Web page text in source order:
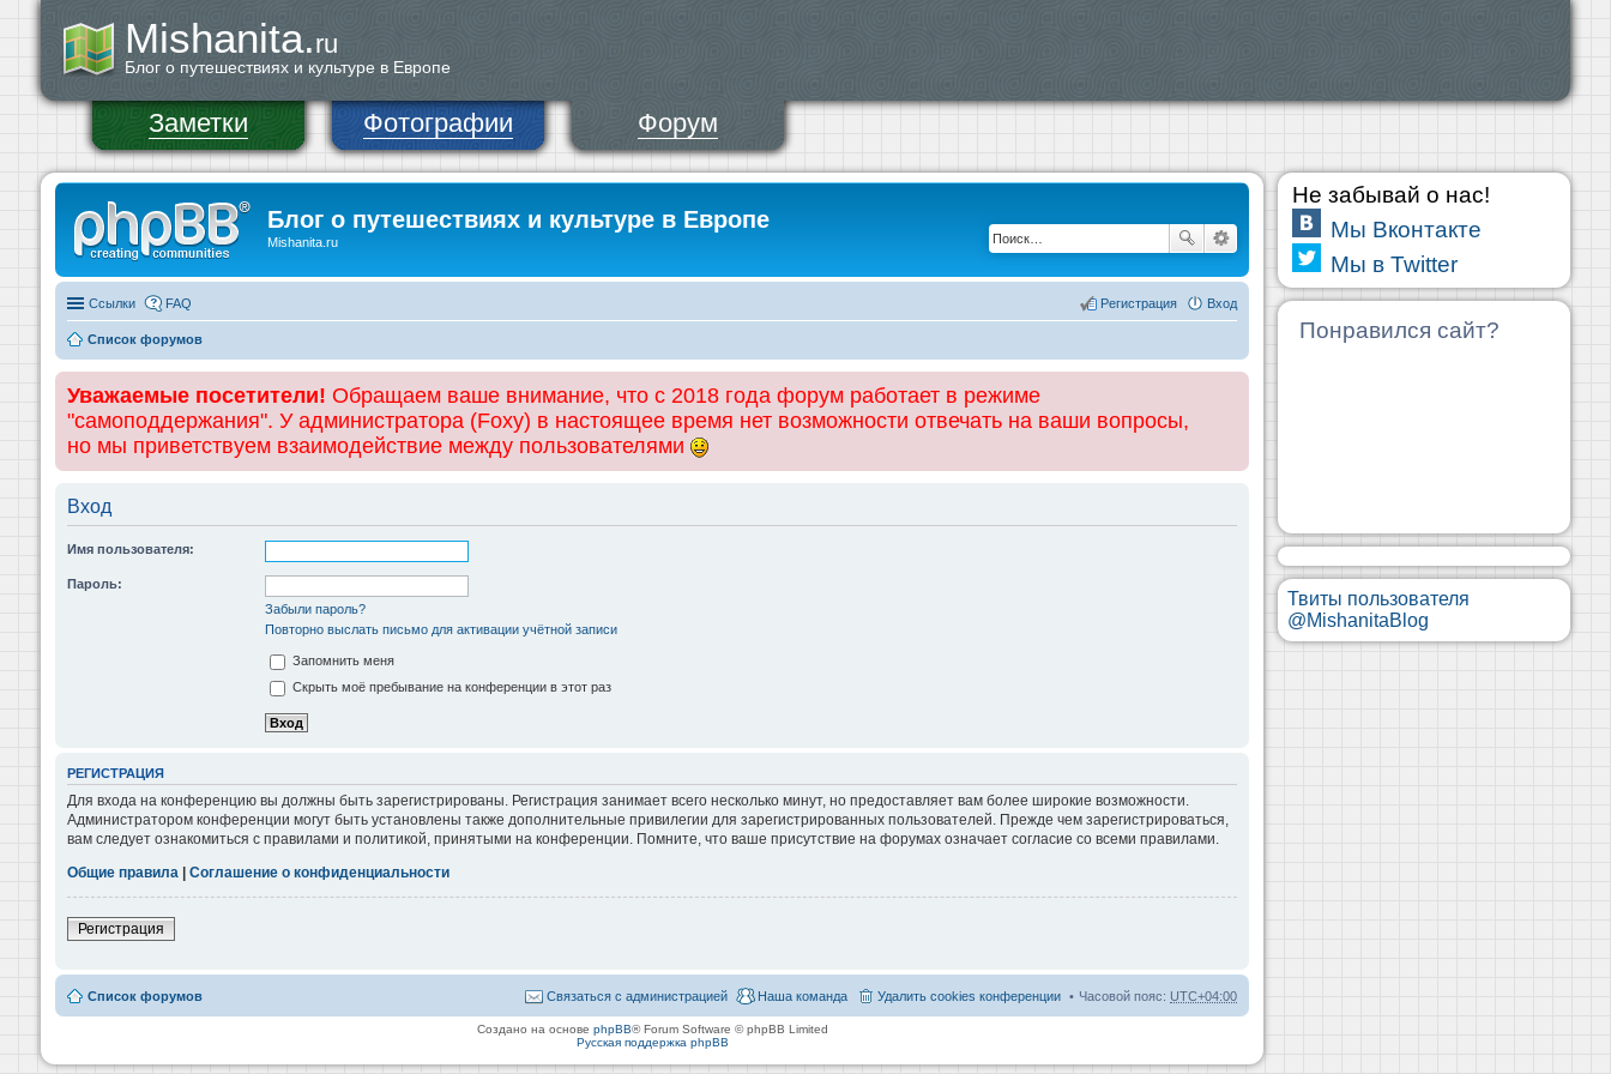
Mishanita.ru
Блог о путешествиях и культуре в Европе
Заметки Фотографии Форум
Блог о путешествиях и культуре в Европе
Mishanita.ru
Ссылки FAQ Вход
Регистрация
Список форумов
Уважаемые посетители! Обращаем ваше внимание, что с 2018 года форум работает в режиме
"самоподдержания". У администратора (Foxy) в настоящее время нет возможности отвечать на ваши вопросы,
но мы приветствуем взаимодействие между пользователями
Вход
Имя пользователя:
Пароль:
Забыли пароль?
Повторно выслать письмо для активации учётной записи
Запомнить меня
Скрыть моё пребывание на конференции в этот раз
РЕГИСТРАЦИЯ
Для входа на конференцию вы должны быть зарегистрированы. Регистрация занимает всего несколько минут, но предоставляет вам более широкие возможности.
Администратором конференции могут быть установлены также дополнительные привилегии для зарегистрированных пользователей. Прежде чем зарегистрироваться,
вам следует ознакомиться с правилами и политикой, принятыми на конференции. Помните, что ваше присутствие на форумах означает согласие со всеми правилами.
Общие правила
Соглашение о конфиденциальности
Регистрация
Список форумов Часовой пояс: UTC+04:00
Удалить cookies конференции
Наша команда
Связаться с администрацией
Создано на основе phpBB® Forum Software © phpBB Limited
Русская поддержка phpBB
Не забывай о нас!
Мы Вконтакте
Мы в Twitter
Понравился сайт?
Твиты пользователя
@MishanitaBlog